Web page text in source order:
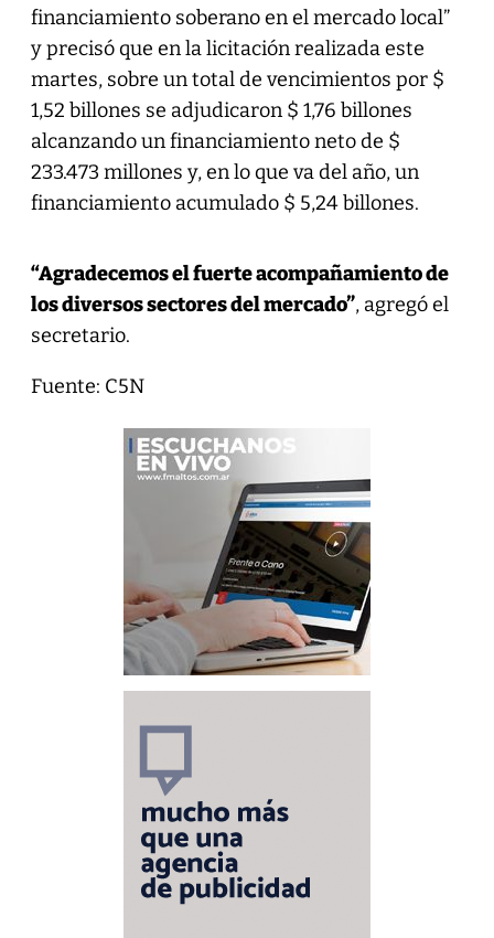
financiamiento soberano en el mercado local”
y precisó que en la licitación realizada este
martes, sobre un total de vencimientos por $
1,52 billones se adjudicaron $ 1,76 billones
alcanzando un financiamiento neto de $
233.473 millones y, en lo que va del año, un
financiamiento acumulado $ 5,24 billones.
“Agradecemos el fuerte acompañamiento de
los diversos sectores del mercado”, agregó el
secretario.
Fuente: C5N